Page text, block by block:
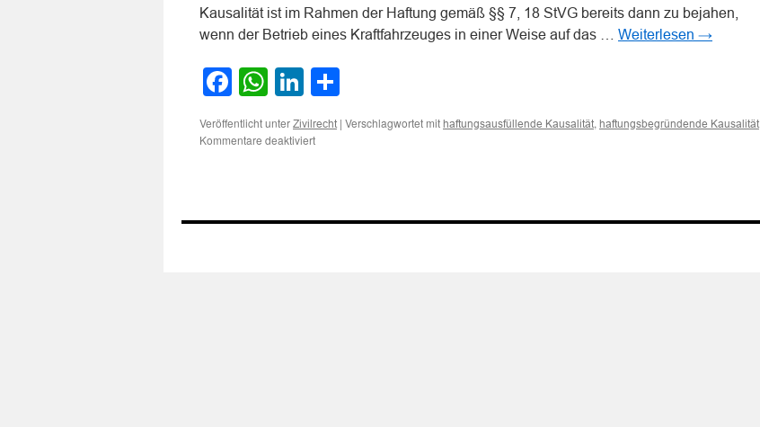
Kausalität ist im Rahmen der Haftung gemäß §§ 7, 18 StVG bereits dann zu bejahen,
wenn der Betrieb eines Kraftfahrzeuges in einer Weise auf das … Weiterlesen →
Facebook
WhatsApp
LinkedIn
Veröffentlicht unter Zivilrecht | Verschlagwortet mit haftungsausfüllende Kausalität, haftungsbegründende Kausalität
Kommentare deaktiviertfür
haftungsbegründenden